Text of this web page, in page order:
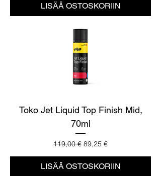
LISÄÄ OSTOSKORIIN
Toko Jet Liquid Top Finish Mid,
70ml
Normaali hinta
119,00 € Alehinta
89,25 €
LISÄÄ OSTOSKORIIN